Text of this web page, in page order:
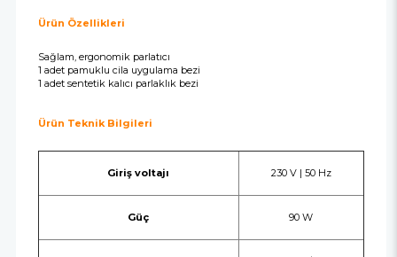
Ürün Özellikleri
Sağlam, ergonomik parlatıcı
1 adet pamuklu cila uygulama bezi
1 adet sentetik kalıcı parlaklık bezi
Ürün Teknik Bilgileri
Giriş voltajı 230 V | 50 Hz
Güç 90 W